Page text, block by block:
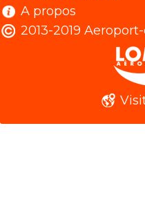
A propos
2013-2019